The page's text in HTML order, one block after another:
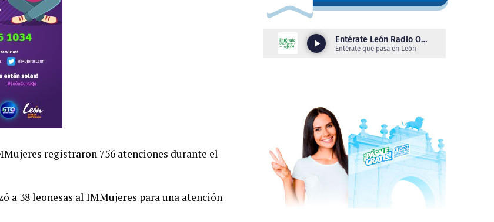
registraron 756 atenciones durante el
a 38 leonesas al IMMujeres para una atención